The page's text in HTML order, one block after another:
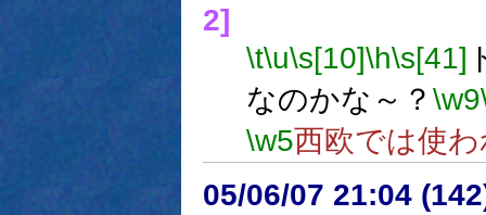
2]
\t\u\s[10]\h\s[41]
なのかな～？ \w9
\w5西欧では使
05/06/07 21:04